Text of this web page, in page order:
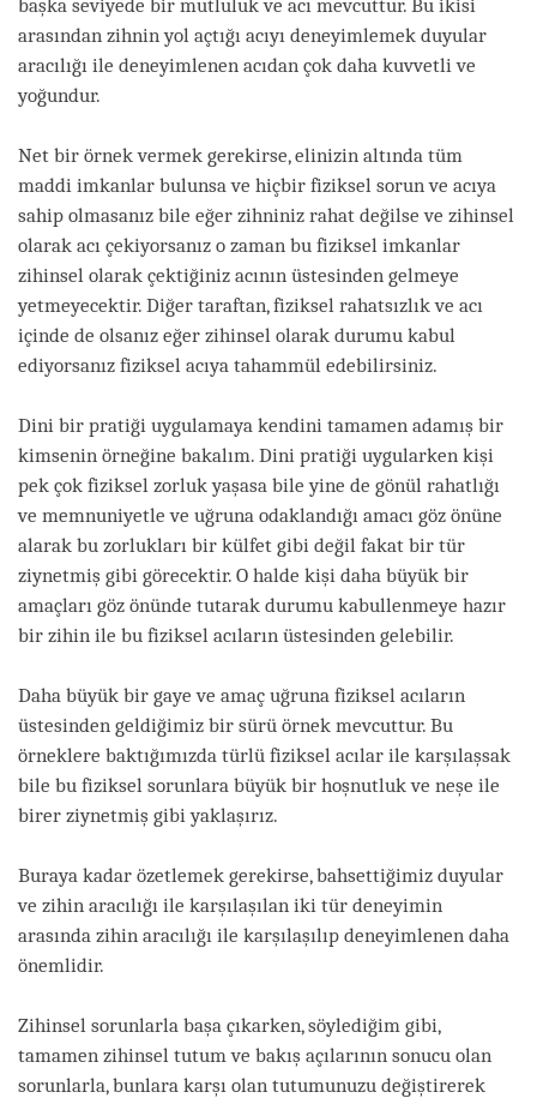
başka seviyede bir mutluluk ve acı mevcuttur. Bu ikisi
arasından zihnin yol açtığı acıyı deneyimlemek duyular
aracılığı ile deneyimlenen acıdan çok daha kuvvetli ve
yoğundur.
Net bir örnek vermek gerekirse, elinizin altında tüm
maddi imkanlar bulunsa ve hiçbir fiziksel sorun ve acıya
sahip olmasanız bile eğer zihniniz rahat değilse ve zihinsel
olarak acı çekiyorsanız o zaman bu fiziksel imkanlar
zihinsel olarak çektiğiniz acının üstesinden gelmeye
yetmeyecektir. Diğer taraftan, fiziksel rahatsızlık ve acı
içinde de olsanız eğer zihinsel olarak durumu kabul
ediyorsanız fiziksel acıya tahammül edebilirsiniz.
Dini bir pratiği uygulamaya kendini tamamen adamış bir
kimsenin örneğine bakalım. Dini pratiği uygularken kişi
pek çok fiziksel zorluk yaşasa bile yine de gönül rahatlığı
ve memnuniyetle ve uğruna odaklandığı amacı göz önüne
alarak bu zorlukları bir külfet gibi değil fakat bir tür
ziynetmiş gibi görecektir. O halde kişi daha büyük bir
amaçları göz önünde tutarak durumu kabullenmeye hazır
bir zihin ile bu fiziksel acıların üstesinden gelebilir.
Daha büyük bir gaye ve amaç uğruna fiziksel acıların
üstesinden geldiğimiz bir sürü örnek mevcuttur. Bu
örneklere baktığımızda türlü fiziksel acılar ile karşılaşsak
bile bu fiziksel sorunlara büyük bir hoşnutluk ve neşe ile
birer ziynetmiş gibi yaklaşırız.
Buraya kadar özetlemek gerekirse, bahsettiğimiz duyular
ve zihin aracılığı ile karşılaşılan iki tür deneyimin
arasında zihin aracılığı ile karşılaşılıp deneyimlenen daha
önemlidir.
Zihinsel sorunlarla başa çıkarken, söylediğim gibi,
tamamen zihinsel tutum ve bakış açılarının sonucu olan
sorunlarla, bunlara karşı olan tutumunuzu değiştirerek